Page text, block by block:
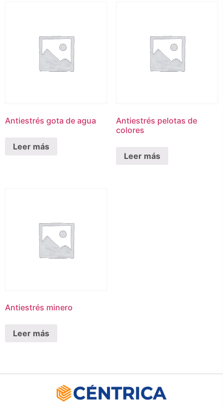
Antiestrés gota de agua
Leer más
Antiestrés pelotas de
colores
Leer más
Antiestrés minero
Leer más